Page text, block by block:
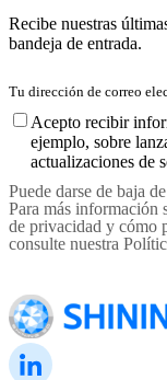
Recibe nuestras
bandeja de entrada.
Acepto recibir
ejemplo, sobre
actualizaciones de
Puede darse de baja
Para más información
de privacidad y cómo
consulte nuestra